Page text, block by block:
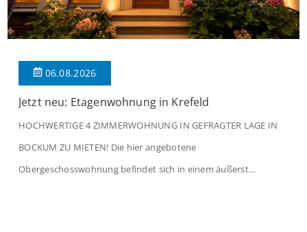
06.08.2026
Jetzt neu: Etagenwohnung in Krefeld
HOCHWERTIGE 4 ZIMMERWOHNUNG IN GEFRAGTER LAGE IN
BOCKUM ZU MIETEN! Die hier angebotene
Obergeschosswohnung befindet sich in einem äußerst